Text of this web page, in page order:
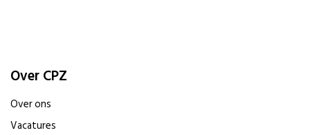
Over CPZ
Over ons
Vacatures